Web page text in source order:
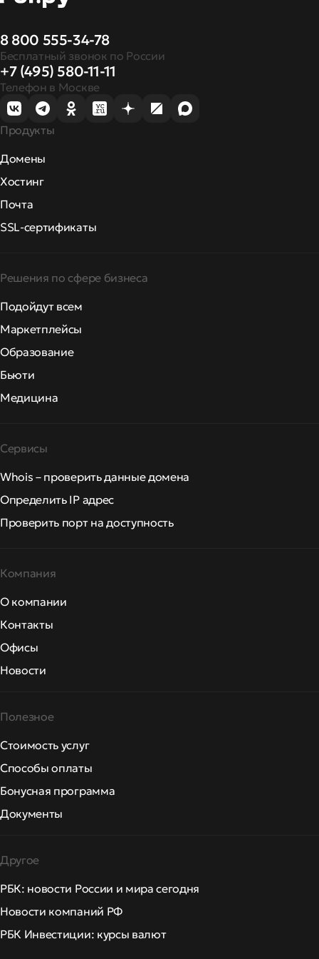
8 800 555-34-78
Бесплатный звонок по России
+7 (495) 580-11-11
Телефон в Москве
Продукты
Домены
Хостинг
Почта
SSL-сертификаты
Решения по сфере бизнеса
Подойдут всем
Маркетплейсы
Образование
Бьюти
Медицина
Сервисы
Whois – проверить данные домена
Определить IP адрес
Проверить порт на доступность
Компания
О компании
Контакты
Офисы
Новости
Полезное
Стоимость услуг
Способы оплаты
Бонусная программа
Документы
Другое
РБК: новости России и мира сегодня
Новости компаний РФ
РБК Инвестиции: курсы валют